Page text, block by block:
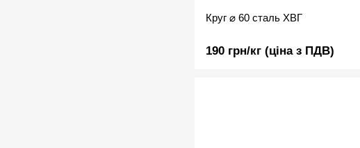
Круг ⌀ 60 сталь ХВГ
190 грн/кг (ціна з ПДВ)